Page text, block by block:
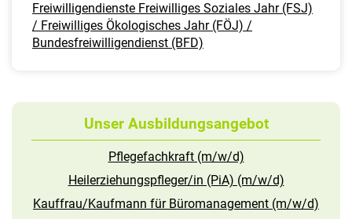
Freiwilligendienste Freiwilliges Soziales Jahr (FSJ)
/ Freiwilliges Ökologisches Jahr (FÖJ) /
Bundesfreiwilligendienst (BFD)
Unser Ausbildungsangebot
Pflegefachkraft (m/w/d)
Heilerziehungspfleger/in (PiA) (m/w/d)
Kauffrau/Kaufmann für Büromanagement (m/w/d)